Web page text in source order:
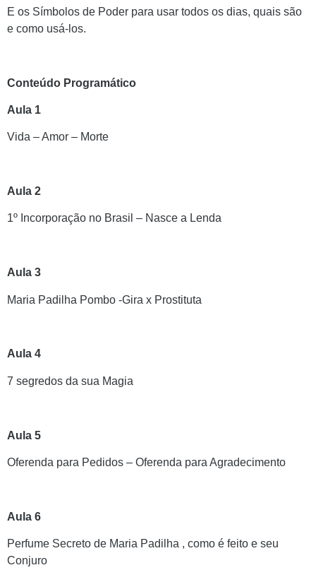
E os Símbolos de Poder para usar todos os dias, quais são
e como usá-los.
Conteúdo Programático
Aula 1
Vida – Amor – Morte
Aula 2
1º Incorporação no Brasil – Nasce a Lenda
Aula 3
Maria Padilha Pombo -Gira x Prostituta
Aula 4
7 segredos da sua Magia
Aula 5
Oferenda para Pedidos – Oferenda para Agradecimento
Aula 6
Perfume Secreto de Maria Padilha , como é feito e seu
Conjuro